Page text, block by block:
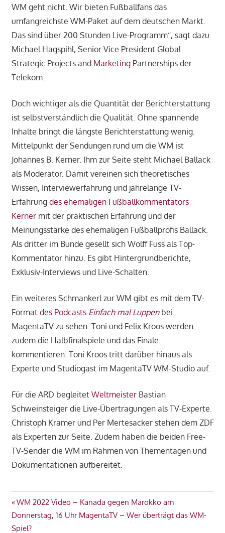
WM geht nicht. Wir bieten Fußballfans das
umfangreichste WM-Paket auf dem deutschen Markt.
Das sind über 200 Stunden Live-Programm“, sagt dazu
Michael Hagspihl, Senior Vice President Global
Strategic Projects and MarketingPartnerships der
Telekom.
Doch wichtiger als die Quantität der Berichterstattung
ist selbstverständlich die Qualität. Ohne spannende
Inhalte bringt die längste Berichterstattung wenig.
Mittelpunkt der Sendungen rund um die WM ist
Johannes B. Kerner. Ihm zur Seite steht Michael Ballack
als Moderator. Damit vereinen sich theoretisches
Wissen, Interviewerfahrung und jahrelange TV-
Erfahrung des ehemaligen Fußballkommentators
Kernermit der praktischen Erfahrung und der
Meinungsstärke des ehemaligen Fußballprofis Ballack.
Als dritter im Bunde gesellt sich Wolff Fuss als Top-
Kommentator hinzu. Es gibt Hintergrundberichte,
Exklusiv-Interviews und Live-Schalten.
Ein weiteres Schmankerl zur WM gibt es mit dem TV-
Format des Podcasts Einfach mal Luppenbei
MagentaTV zu sehen. Toni und Felix Kroos werden
zudem die Halbfinalspiele und das Finale
kommentieren. Toni Kroos tritt darüber hinaus als
Experte und Studiogast im MagentaTV WM-Studio auf.
Für die ARD begleitet WeltmeisterBastian
Schweinsteiger die Live-Übertragungen als TV-Experte.
Christoph Kramer und Per Mertesacker stehen dem ZDF
als Experten zur Seite. Zudem haben die beiden Free-
TV-Sender die WM im Rahmen von Thementagen und
Dokumentationen aufbereitet.
WM
Beitragsnavigation
Vorheriger
Beitrag:
WM 2022 Video – Kanada gegen Marokko am
Donnerstag, 16 Uhr MagentaTV – Wer überträgt das WM-
Spiel?